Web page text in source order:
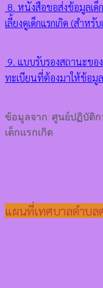
8. หนังสือขอส่งข้อมูลเด็
เลี้ยงดูเด็กแรกเกิด (สำห
9. แบบรับรองสถานะขอ
ทะเบียนที่ต้องมาให้ข้อมู
ข้อมูลจาก: ศูนย์ปฏิบัติก
เด็กแรกเกิด
แผนที่เทศบาลตำบล